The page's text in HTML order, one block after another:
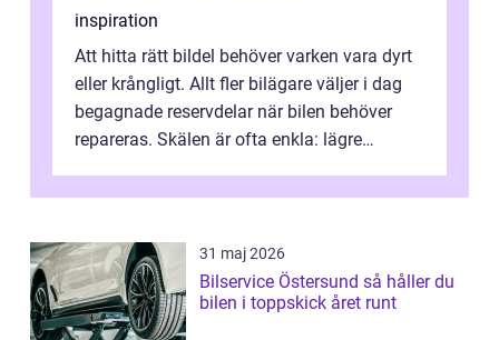
inspiration
Att hitta rätt bildel behöver varken vara dyrt
eller krångligt. Allt fler bilägare väljer i dag
begagnade reservdelar när bilen behöver
repareras. Skälen är ofta enkla: lägre
31 maj 2026
Bilservice Östersund så håller du
bilen i toppskick året runt